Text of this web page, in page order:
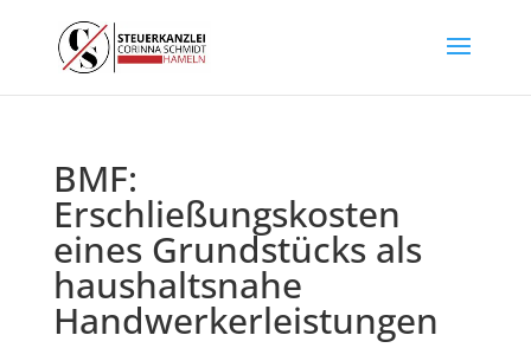
BMF:
Erschließungskosten
eines Grundstücks als
haushaltsnahe
Handwerkerleistungen